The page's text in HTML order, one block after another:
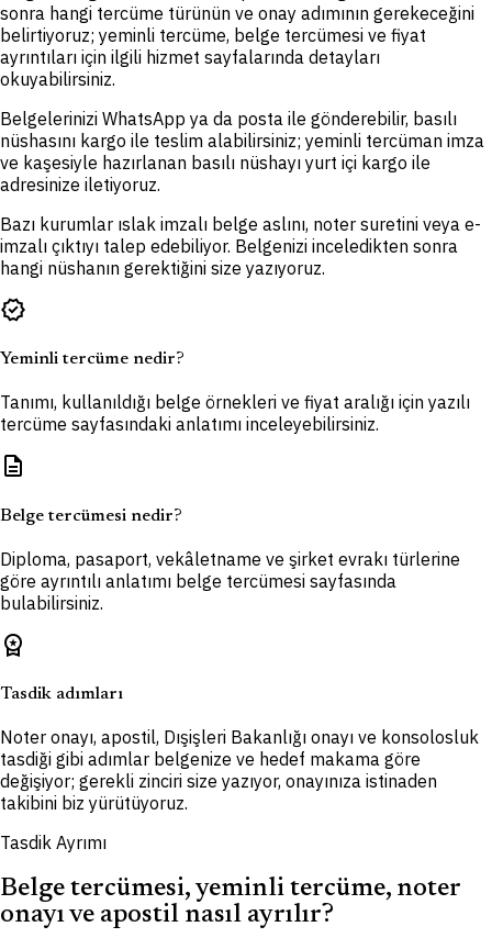
sonra hangi tercüme türünün ve onay adımının gerekeceğini
belirtiyoruz; yeminli tercüme, belge tercümesi ve fiyat
ayrıntıları için ilgili hizmet sayfalarında detayları
okuyabilirsiniz.
Belgelerinizi WhatsApp ya da posta ile gönderebilir, basılı
nüshasını kargo ile teslim alabilirsiniz; yeminli tercüman imza
ve kaşesiyle hazırlanan basılı nüshayı yurt içi kargo ile
adresinize iletiyoruz.
Bazı kurumlar ıslak imzalı belge aslını, noter suretini veya e-
imzalı çıktıyı talep edebiliyor. Belgenizi inceledikten sonra
hangi nüshanın gerektiğini size yazıyoruz.
verified
Yeminli tercüme nedir?
Tanımı, kullanıldığı belge örnekleri ve fiyat aralığı için yazılı
tercüme sayfasındaki anlatımı inceleyebilirsiniz.
description
Belge tercümesi nedir?
Diploma, pasaport, vekâletname ve şirket evrakı türlerine
göre ayrıntılı anlatımı belge tercümesi sayfasında
bulabilirsiniz.
workspace_premium
Tasdik adımları
Noter onayı, apostil, Dışişleri Bakanlığı onayı ve konsolosluk
tasdiği gibi adımlar belgenize ve hedef makama göre
değişiyor; gerekli zinciri size yazıyor, onayınıza istinaden
takibini biz yürütüyoruz.
Tasdik Ayrımı
Belge tercümesi, yeminli tercüme, noter
onayı ve apostil nasıl ayrılır?